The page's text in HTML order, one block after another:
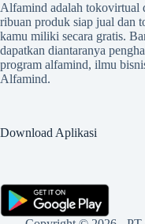
Alfamind adalah tokovirtual
ribuan produk siap jual dan
kamu miliki secara gratis.
dapatkan diantaranya
program alfamind, ilmu
Alfamind.
Download Aplikasi